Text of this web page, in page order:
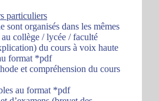
particuliers
sont organisés dans les mêmes
collège / lycée / faculté
du cours à voix haute
format *pdf
et compréhension du cours
au format *pdf